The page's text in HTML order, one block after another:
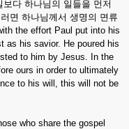
다 하나님의 일들을 먼저
면 하나님께서 생명의 면류
the effort Paul put into his
as his savior. He poured his
to him by Jesus. In the
ours in order to ultimately
to his will, this will not be
who share the gospel